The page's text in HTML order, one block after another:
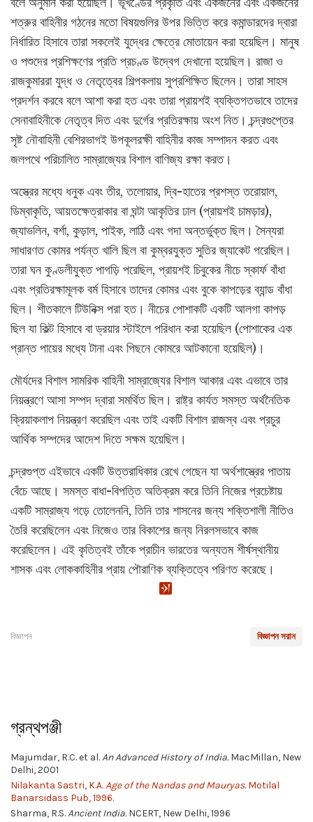
শত্রুর বাহিনীর গঠনের মতো বিষয়গুলির উপর ভিত্তি করে কমান্ডারদের দ্বারা
নির্ধারিত হিসাবে তারা সকলেই যুদ্ধের ক্ষেত্রে মোতায়েন করা হয়েছিল। মানুষ
ও পশুদের প্রশিক্ষণের প্রতি প্রচণ্ড উদ্বেগ দেখানো হয়েছিল। রাজা ও
রাজকুমাররা যুদ্ধ ও নেতৃত্বের শিল্পকলায় সুপ্রশিক্ষিত ছিলেন। তারা সাহস
প্রদর্শন করবে বলে আশা করা হত এবং তারা প্রায়শই ব্যক্তিগতভাবে তাদের
সেনাবাহিনীকে নেতৃত্ব দিত এবং দুর্গের প্রতিরক্ষায় অংশ নিত। চন্দ্রগুপ্তের
সৃষ্ট নৌবাহিনী বেশিরভাগই উপকূলরক্ষী বাহিনীর কাজ সম্পাদন করত এবং
জলপথে পরিচালিত সাম্রাজ্যের বিশাল বাণিজ্য রক্ষা করত।
অস্ত্রের মধ্যে ধনুক এবং তীর, তলোয়ার, দ্বি-হাতের প্রশস্ত তরোয়াল,
ডিম্বাকৃতি, আয়তক্ষেত্রাকার বা ঘন্টা আকৃতির ঢাল (প্রায়শই চামড়ার),
জ্যাভলিন, বর্শা, কুড়াল, পাইক, লাঠি এবং গদা অন্তর্ভুক্ত ছিল। সৈন্যরা
সাধারণত কোমর পর্যন্ত খালি ছিল বা কুম্বরযুক্ত সুতির জ্যাকেট পরেছিল।
তারা ঘন কুণ্ডলীযুক্ত পাগড়ি পরেছিল, প্রায়শই চিবুকের নীচে স্কার্ফ বাঁধা
এবং প্রতিরক্ষামূলক বর্ম হিসাবে তাদের কোমর এবং বুকে কাপড়ের ব্যান্ড বাঁধা
ছিল। শীতকালে টিউনিক্স পরা হত। নীচের পোশাকটি একটি আলগা কাপড়
ছিল যা কিল্ট হিসাবে বা ড্রয়ার স্টাইলে পরিধান করা হয়েছিল (পোশাকের এক
প্রান্ত পায়ের মধ্যে টানা এবং পিছনে কোমরে আটকানো হয়েছিল)।
মৌর্যদের বিশাল সামরিক বাহিনী সাম্রাজ্যের বিশাল আকার এবং এভাবে তার
নিয়ন্ত্রণে আসা সম্পদ দ্বারা সমর্থিত ছিল। রাষ্ট্র কার্যত সমস্ত অর্থনৈতিক
ক্রিয়াকলাপ নিয়ন্ত্রণ করেছিল এবং তাই একটি বিশাল রাজস্ব এবং প্রচুর
আর্থিক সম্পদের আদেশ দিতে সক্ষম হয়েছিল।
চন্দ্রগুপ্ত এইভাবে একটি উত্তরাধিকার রেখে গেছেন যা অর্থশাস্ত্রের পাতায়
বেঁচে আছে। সমস্ত বাধা-বিপত্তি অতিক্রম করে তিনি নিজের প্রচেষ্টায়
একটি সাম্রাজ্য গড়ে তোলেননি, তিনি তার শাসনের জন্য শক্তিশালী নীতিও
তৈরি করেছিলেন এবং নিজেও তার বিকাশের জন্য নিরলসভাবে কাজ
করেছিলেন। এই কৃতিত্বই তাঁকে প্রাচীন ভারতের অন্যতম শীর্ষস্থানীয়
শাসক এবং লোককাহিনীর প্রায় পৌরাণিক ব্যক্তিত্বে পরিণত করেছে।
বিজ্ঞাপন সরান
বিজ্ঞাপন
গ্রন্থপঞ্জী
Majumdar, R.C. et al.An Advanced History of India.MacMillan, New
Delhi, 2001
Nilakanta Sastri, K.A.Age of the Nandas and Mauryas.Motilal
Banarsidass Pub, 1996.
Sharma, R.S.Ancient India.NCERT, New Delhi, 1996